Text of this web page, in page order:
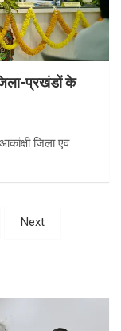
प्रखंडों के
जिला एवं
Next